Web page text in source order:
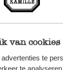
van cookies
te